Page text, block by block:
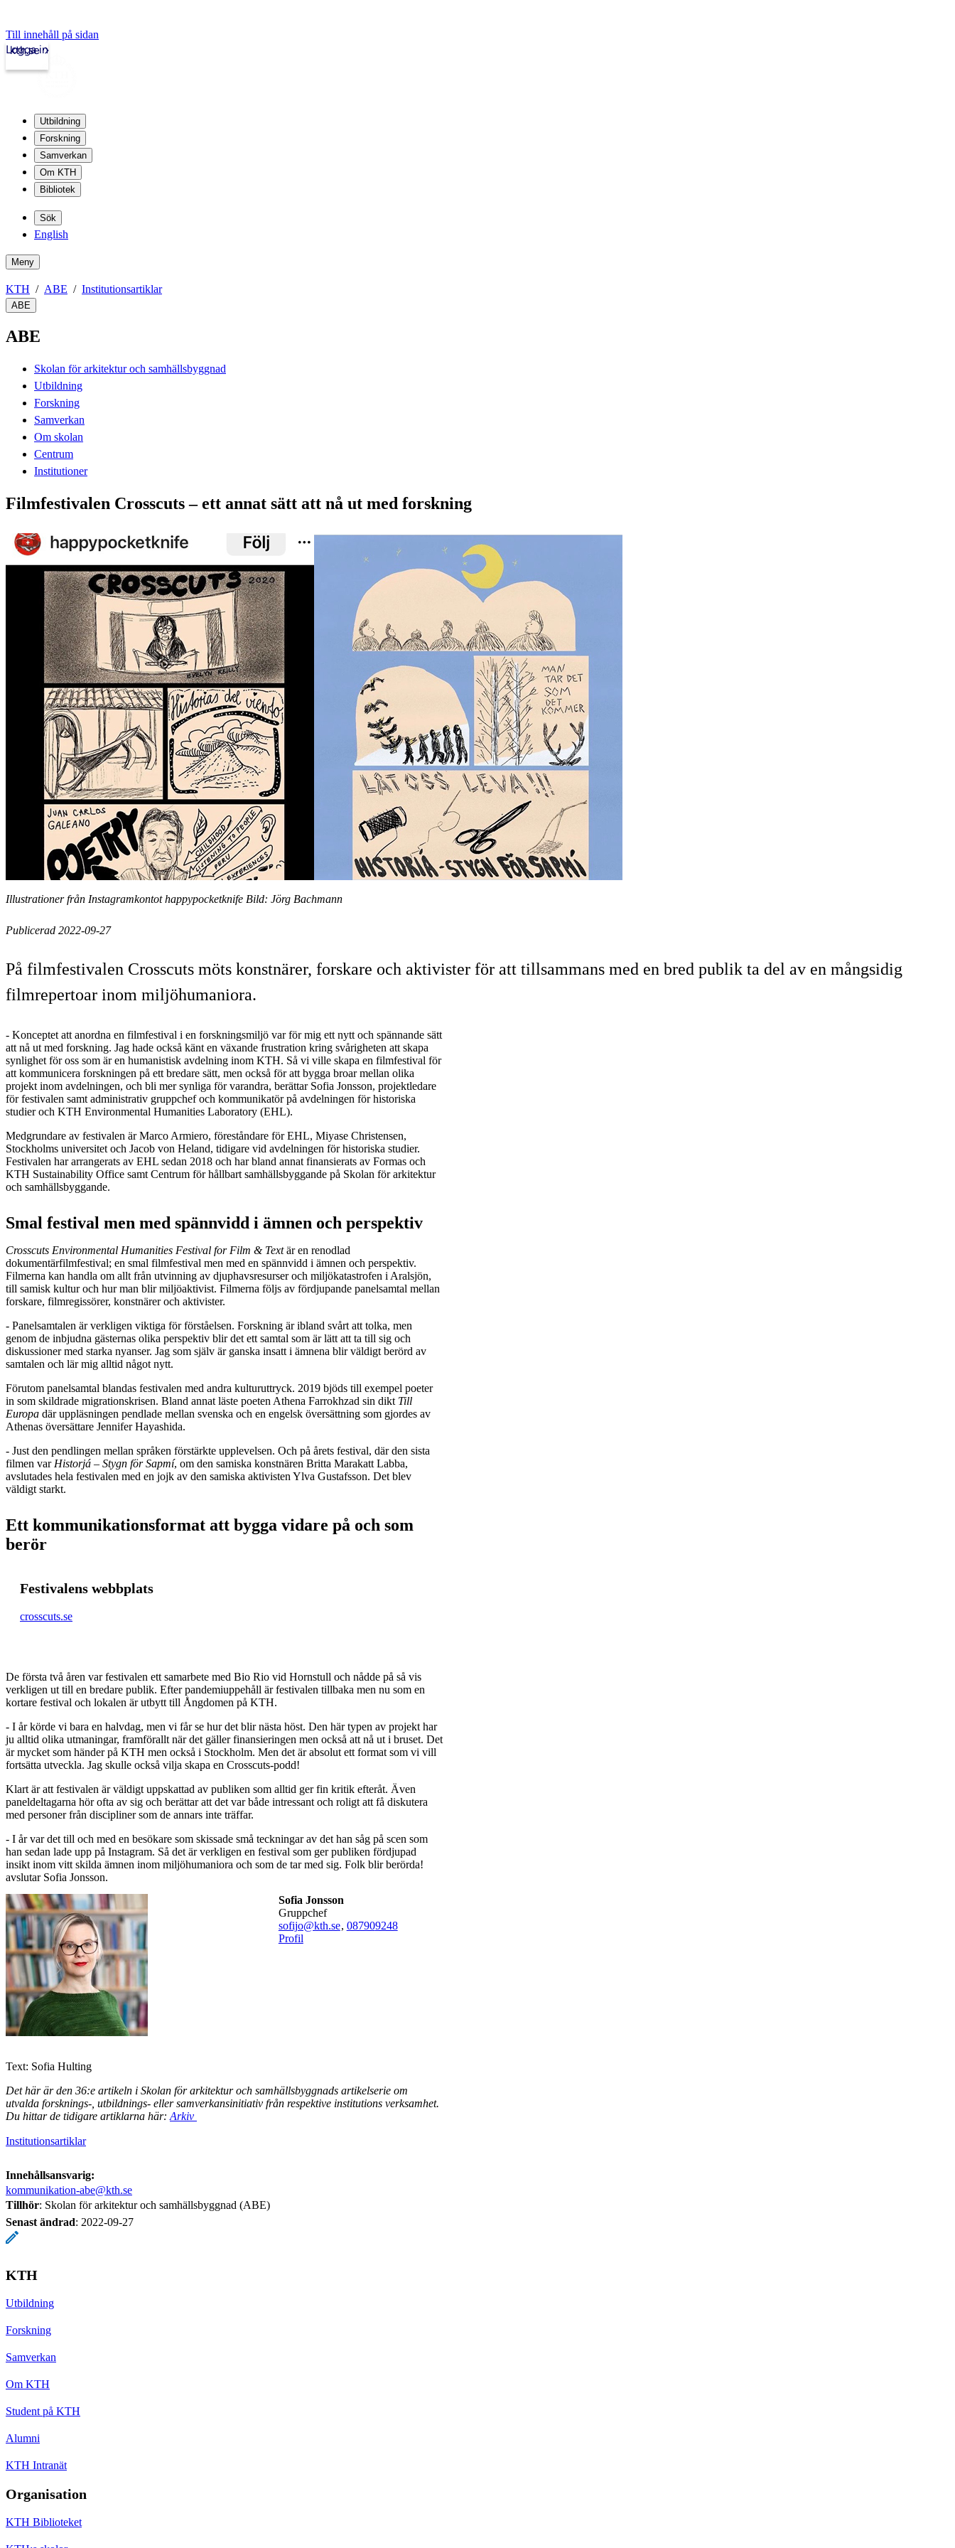
Till innehåll på sidan
kth.se
Logga in
Utbildning
Forskning
Samverkan
Om KTH
Bibliotek
Sök
English
Meny
KTH ABE Institutionsartiklar
ABE
ABE
Skolan för arkitektur och samhällsbyggnad
Utbildning
Forskning
Samverkan
Om skolan
Centrum
Institutioner
Filmfestivalen Crosscuts – ett annat sätt att nå ut med forskning
Illustrationer från Instagramkontot happypocketknife Bild: Jörg Bachmann
Publicerad 2022-09-27
På filmfestivalen Crosscuts möts konstnärer, forskare och aktivister för att tillsammans med en bred publik ta del av en mångsidig
filmrepertoar inom miljöhumaniora.
- Konceptet att anordna en filmfestival i en forskningsmiljö var för mig ett nytt och spännande sätt
att nå ut med forskning. Jag hade också känt en växande frustration kring svårigheten att skapa
synlighet för oss som är en humanistisk avdelning inom KTH. Så vi ville skapa en filmfestival för
att kommunicera forskningen på ett bredare sätt, men också för att bygga broar mellan olika
projekt inom avdelningen, och bli mer synliga för varandra, berättar Sofia Jonsson, projektledare
för festivalen samt administrativ gruppchef och kommunikatör på avdelningen för historiska
studier och KTH Environmental Humanities Laboratory (EHL).
Medgrundare av festivalen är Marco Armiero, föreståndare för EHL, Miyase Christensen,
Stockholms universitet och Jacob von Heland, tidigare vid avdelningen för historiska studier.
Festivalen har arrangerats av EHL sedan 2018 och har bland annat finansierats av Formas och
KTH Sustainability Office samt Centrum för hållbart samhällsbyggande på Skolan för arkitektur
och samhällsbyggande.
Smal festival men med spännvidd i ämnen och perspektiv
Crosscuts Environmental Humanities Festival for Film & Textär en renodlad
dokumentärfilmfestival; en smal filmfestival men med en spännvidd i ämnen och perspektiv.
Filmerna kan handla om allt från utvinning av djuphavsresurser och miljökatastrofen i Aralsjön,
till samisk kultur och hur man blir miljöaktivist. Filmerna följs av fördjupande panelsamtal mellan
forskare, filmregissörer, konstnärer och aktivister.
- Panelsamtalen är verkligen viktiga för förståelsen. Forskning är ibland svårt att tolka, men
genom de inbjudna gästernas olika perspektiv blir det ett samtal som är lätt att ta till sig och
diskussioner med starka nyanser. Jag som själv är ganska insatt i ämnena blir väldigt berörd av
samtalen och lär mig alltid något nytt.
Förutom panelsamtal blandas festivalen med andra kulturuttryck. 2019 bjöds till exempel poeter
in som skildrade migrationskrisen. Bland annat läste poeten Athena Farrokhzad sin dikt Till
Europa där uppläsningen pendlade mellan svenska och en engelsk översättning som gjordes av
Athenas översättare Jennifer Hayashida.
- Just den pendlingen mellan språken förstärkte upplevelsen. Och på årets festival, där den sista
filmen var Historjá – Stygn för Sapmí, om den samiska konstnären Britta Marakatt Labba,
avslutades hela festivalen med en jojk av den samiska aktivisten Ylva Gustafsson. Det blev
väldigt starkt.
Ett kommunikationsformat att bygga vidare på och som
berör
Festivalens webbplats
crosscuts.se
De första två åren var festivalen ett samarbete med Bio Rio vid Hornstull och nådde på så vis
verkligen ut till en bredare publik. Efter pandemiuppehåll är festivalen tillbaka men nu som en
kortare festival och lokalen är utbytt till Ångdomen på KTH.
- I år körde vi bara en halvdag, men vi får se hur det blir nästa höst. Den här typen av projekt har
ju alltid olika utmaningar, framförallt när det gäller finansieringen men också att nå ut i bruset. Det
är mycket som händer på KTH men också i Stockholm. Men det är absolut ett format som vi vill
fortsätta utveckla. Jag skulle också vilja skapa en Crosscuts-podd!
Klart är att festivalen är väldigt uppskattad av publiken som alltid ger fin kritik efteråt. Även
paneldeltagarna hör ofta av sig och berättar att det var både intressant och roligt att få diskutera
med personer från discipliner som de annars inte träffar.
- I år var det till och med en besökare som skissade små teckningar av det han såg på scen som
han sedan lade upp på Instagram. Så det är verkligen en festival som ger publiken fördjupad
insikt inom vitt skilda ämnen inom miljöhumaniora och som de tar med sig. Folk blir berörda!
avslutar Sofia Jonsson.
Sofia Jonsson
gruppchef
sofijo@kth.se, 087909248
Profil
Text: Sofia Hulting
Det här är den 36:e artikeln i Skolan för arkitektur och samhällsbyggnads artikelserie om
utvalda forsknings-, utbildnings- eller samverkansinitiativ från respektive institutions verksamhet.
Du hittar de tidigare artiklarna här: Arkiv
Institutionsartiklar
Innehållsansvarig:
kommunikation-abe@kth.se
Tillhör: Skolan för arkitektur och samhällsbyggnad (ABE)
Senast ändrad: 2022-09-27
KTH
Utbildning
Forskning
Samverkan
Om KTH
Student på KTH
Alumni
KTH Intranät
Organisation
KTH Biblioteket